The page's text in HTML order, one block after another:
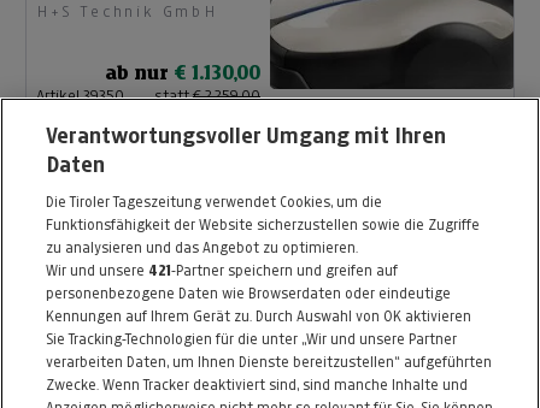
1500 Live
H+S Technik GmbH
ab nur € 1.130,00
Artikel 39350 statt€ 2.259,00 Artikel beendet
HONDA SCHNEEFRÄSE
HSS 655 T
H+S Technik GmbH
ab nur€ 1.800,00
Artikel 39347 statt € 3.299,00 Artikel beendet
Verantwortungsvoller Umgang mit Ihren
Daten
Die Tiroler Tageszeitung verwendet Cookies, um die
Funktionsfähigkeit der Website sicherzustellen sowie die Zugriffe
zu analysieren und das Angebot zu optimieren.
Wir und unsere 421-Partner speichern und greifen auf
personenbezogene Daten wie Browserdaten oder eindeutige
Kennungen auf Ihrem Gerät zu. Durch Auswahl von OK aktivieren
Sie Tracking-Technologien für die unter „Wir und unsere Partner
verarbeiten Daten, um Ihnen Dienste bereitzustellen“ aufgeführten
Zwecke. Wenn Tracker deaktiviert sind, sind manche Inhalte und